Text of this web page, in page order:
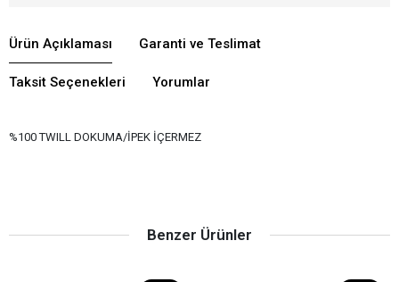
Ürün Açıklaması Garanti ve Teslimat
Taksit Seçenekleri Yorumlar
%100 TWILL DOKUMA/İPEK İÇERMEZ
Benzer Ürünler